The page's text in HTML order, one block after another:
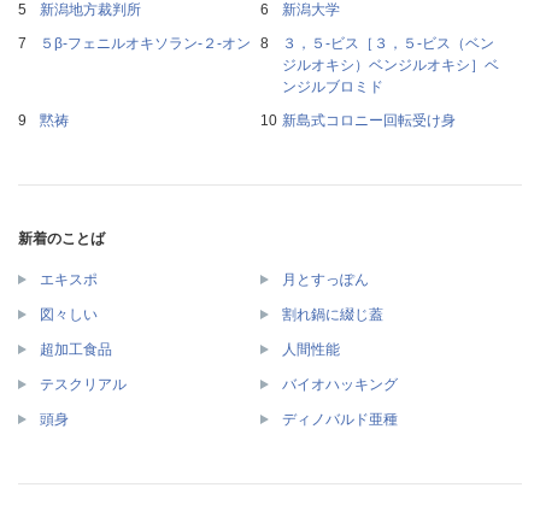
新潟地方裁判所
新潟大学
５β‐フェニルオキソラン‐２‐オン
３，５‐ビス［３，５‐ビス（ベン
ジルオキシ）ベンジルオキシ］ベ
ンジルブロミド
黙祷
新島式コロニー回転受け身
新着のことば
エキスポ 月とすっぽん
図々しい 割れ鍋に綴じ蓋
超加工食品 人間性能
テスクリアル バイオハッキング
頭身 ディノバルド亜種